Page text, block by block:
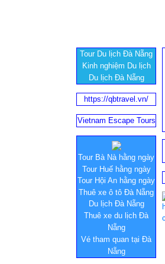
Tour Du lịch Đà Nẵng
Kinh nghiệm Du lịch
Du lịch Đà Nẵng
https://qbtravel.vn/
Vietnam Escape Tours
Tour Bà Nà hằng ngày
Tour Huế hằng ngày
Tour Hội An hằng ngày
Thuê xe ô tô Đà Nẵng
Du lịch Đà Nẵng
Thuê xe du lịch Đà
Nẵng
Vé tham quan tại Đà
Nẵng